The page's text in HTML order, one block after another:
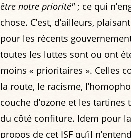
être notre priorité"; ce qui
chose. C’est, d’ailleurs,
pour les récents
toutes les luttes sont ou ont
moins « prioritaires ». Celles
la route, le racisme,
couche d’ozone et les
du côté confiture. Idem pour
propos de cet ISF qu’il